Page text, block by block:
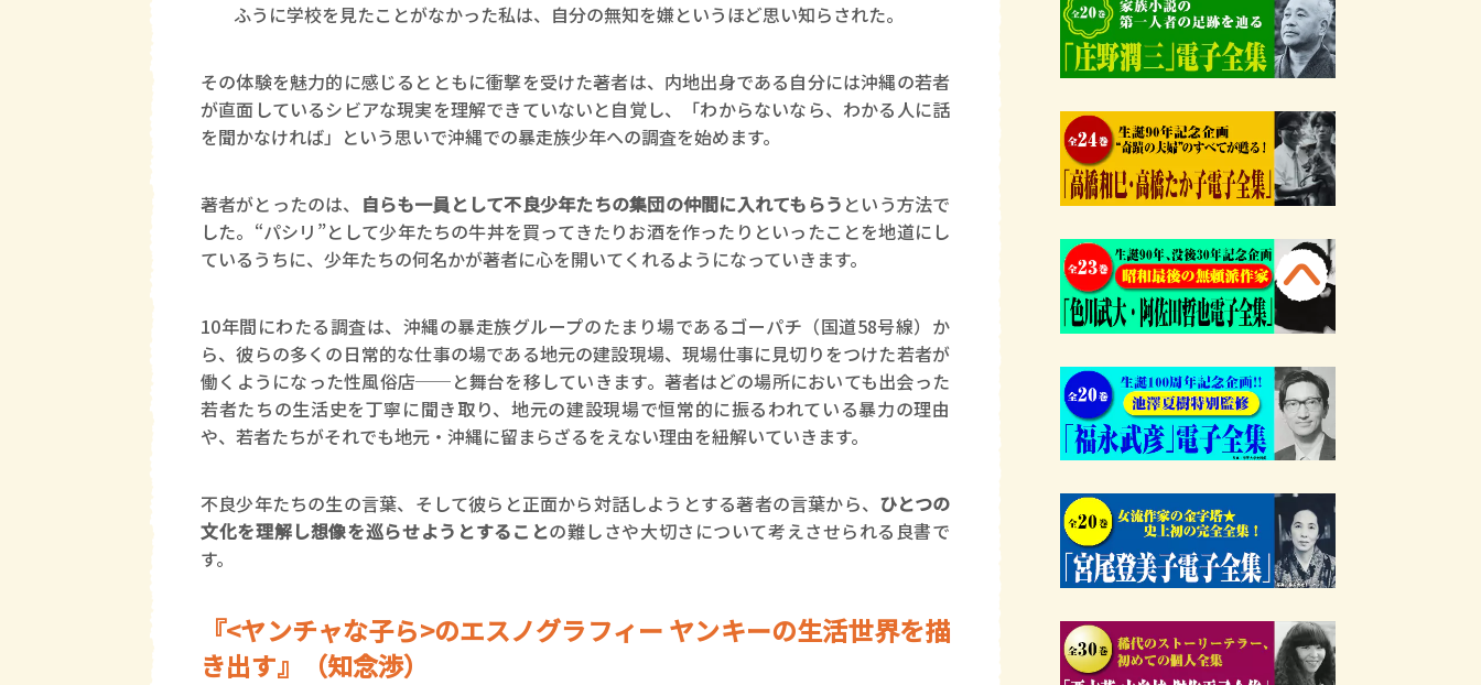
ふうに学校を見たことがなかった私は、自分の無知を嫌というほど思い知らされた。
その体験を魅力的に感じるとともに衝撃を受けた著者は、内地出身である自分には沖縄の若者
が直面しているシビアな現実を理解できていないと自覚し、「わからないなら、わかる人に話
を聞かなければ」という思いで沖縄での暴走族少年への調査を始めます。
著者がとったのは、 自らも一員として不良少年たちの集団の仲間に入れてもらう という方法で
した。“パシリ”として少年たちの牛丼を買ってきたりお酒を作ったりといったことを地道にし
ているうちに、少年たちの何名かが著者に心を開いてくれるようになっていきます。
10年間にわたる調査は、沖縄の暴走族グループのたまり場であるゴーパチ（国道58号線）か
ら、彼らの多くの日常的な仕事の場である地元の建設現場、現場仕事に見切りをつけた若者が
働くようになった性風俗店──と舞台を移していきます。著者はどの場所においても出会った
若者たちの生活史を丁寧に聞き取り、地元の建設現場で恒常的に振るわれている暴力の理由
や、若者たちがそれでも地元・沖縄に留まらざるをえない理由を紐解いていきます。
不良少年たちの生の言葉、そして彼らと正面から対話しようとする著者の言葉から、 ひとつの
文化を理解し想像を巡らせようとすることの難しさや大切さについて考えさせられる良書で
す。
『<ヤンチャな子ら>のエスノグラフィー ヤンキーの生活世界を描
き出す』（知念渉）